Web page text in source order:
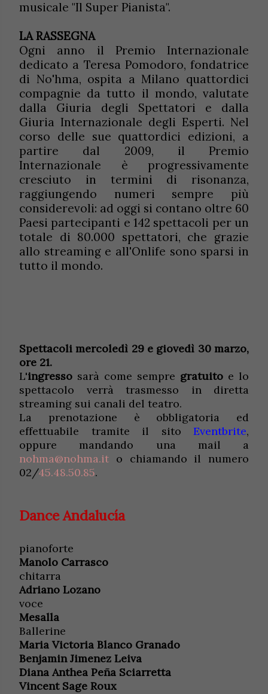
musicale "Il Super Pianista".
LA RASSEGNA
Ogni anno il Premio Internazionale
dedicato a Teresa Pomodoro, fondatrice
di No'hma, ospita a Milano quattordici
compagnie da tutto il mondo, valutate
dalla Giuria degli Spettatori e dalla
Giuria Internazionale degli Esperti. Nel
corso delle sue quattordici edizioni, a
partire dal 2009, il Premio
Internazionale è progressivamente
cresciuto in termini di risonanza,
raggiungendo numeri sempre più
considerevoli: ad oggi si contano oltre 60
Paesi partecipanti e 142 spettacoli per un
totale di 80.000 spettatori, che grazie
allo streaming e all'Onlife sono sparsi in
tutto il mondo.
Spettacoli mercoledì 29 e giovedì 30 marzo,
ore 21.
L'ingresso sarà come sempre gratuito e lo
spettacolo verrà trasmesso in diretta
streaming sui canali del teatro.
La prenotazione è obbligatoria ed
effettuabile tramite il sito Eventbrite,
oppure mandando una mail a
nohma@nohma.it o chiamando il numero
02/45.48.50.85.
Dance Andalucía
pianoforte
Manolo Carrasco
chitarra
Adriano Lozano
voce
Mesalla
Ballerine
Maria Victoria Blanco Granado
Benjamin Jimenez Leiva
Diana Anthea Peña Sciarretta
Vincent Sage Roux